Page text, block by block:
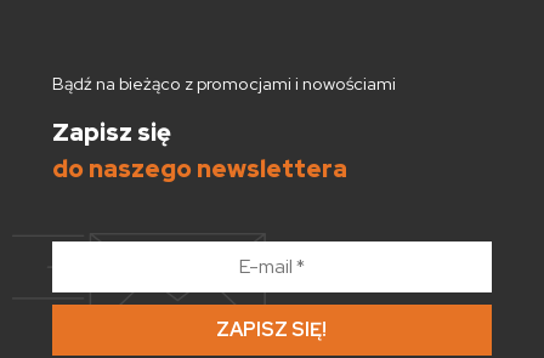
Bądź na bieżąco z promocjami i nowościami
Zapisz się
do naszego newslettera
*